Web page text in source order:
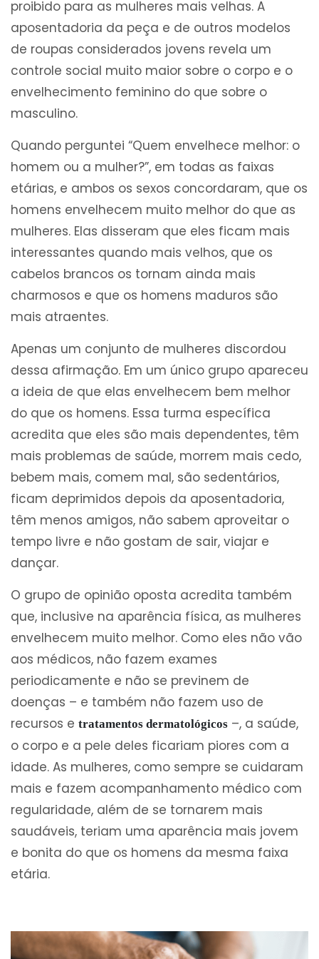
proibido para as mulheres mais velhas. A
aposentadoria da peça e de outros modelos
de roupas considerados jovens revela um
controle social muito maior sobre o corpo e o
envelhecimento feminino do que sobre o
masculino.
Quando perguntei “Quem envelhece melhor: o
homem ou a mulher?”, em todas as faixas
etárias, e ambos os sexos concordaram, que os
homens envelhecem muito melhor do que as
mulheres. Elas disseram que eles ficam mais
interessantes quando mais velhos, que os
cabelos brancos os tornam ainda mais
charmosos e que os homens maduros são
mais atraentes.
Apenas um conjunto de mulheres discordou
dessa afirmação. Em um único grupo apareceu
a ideia de que elas envelhecem bem melhor
do que os homens. Essa turma específica
acredita que eles são mais dependentes, têm
mais problemas de saúde, morrem mais cedo,
bebem mais, comem mal, são sedentários,
ficam deprimidos depois da aposentadoria,
têm menos amigos, não sabem aproveitar o
tempo livre e não gostam de sair, viajar e
dançar.
O grupo de opinião oposta acredita também
que, inclusive na aparência física, as mulheres
envelhecem muito melhor. Como eles não vão
aos médicos, não fazem exames
periodicamente e não se previnem de
doenças – e também não fazem uso de
recursos e tratamentos dermatológicos –, a saúde,
o corpo e a pele deles ficariam piores com a
idade. As mulheres, como sempre se cuidaram
mais e fazem acompanhamento médico com
regularidade, além de se tornarem mais
saudáveis, teriam uma aparência mais jovem
e bonita do que os homens da mesma faixa
etária.